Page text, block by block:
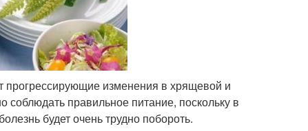
прогрессирующие изменения в хрящевой и
правильное питание, поскольку в
будет очень трудно побороть.